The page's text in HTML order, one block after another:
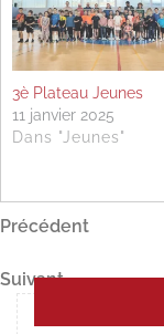
3è Plateau Jeunes
11 janvier 2025
Dans "Jeunes"
Navigation
de
l’article
Article
Précédent
Article
suivant
Suivant